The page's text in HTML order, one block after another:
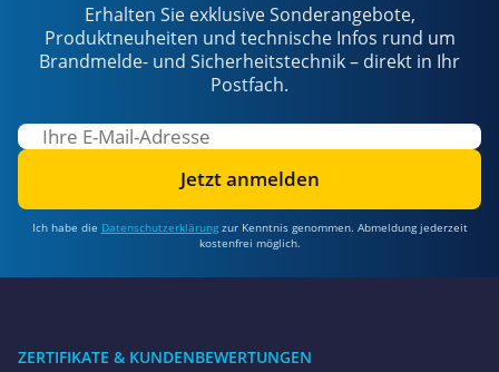
Erhalten Sie exklusive Sonderangebote,
Produktneuheiten und technische Infos rund um
Brandmelde- und Sicherheitstechnik – direkt in Ihr
Postfach.
Jetzt anmelden
Ich habe die Datenschutzerklärungzur Kenntnis genommen. Abmeldung jederzeit
kostenfrei möglich.
ZERTIFIKATE & KUNDENBEWERTUNGEN